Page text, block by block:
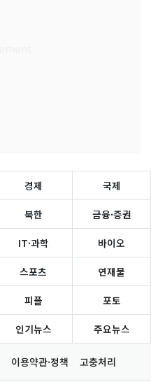
경제 국제
북한 금융·증권
IT·과학 바이오
스포츠 연재물
피플 포토
인기뉴스 주요뉴스
이용약관·정책 고충처리